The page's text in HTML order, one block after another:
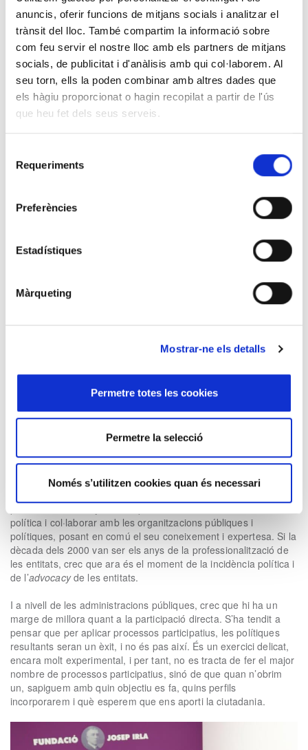
anuncis, oferir funcions de mitjans socials i analitzar el
trànsit del lloc. També compartim la informació sobre
com feu servir el nostre lloc amb els partners de mitjans
socials, de publicitat i d'anàlisis amb qui col·laborem. Al
seu torn, ells la poden combinar amb altres dades que
els hàgiu proporcionat o hagin recopilat a partir de l'ús
que heu fet dels seus serveis.
Requeriments
Preferències
Estadístiques
Màrqueting
Mostrar-ne els detalls
Permetre totes les cookies
Permetre la selecció
Només s’utilitzen cookies quan és necessari
Creus que en els darrers cinc anys, amb tots els canvis
polítics que hi ha hagut a nivell municipal, s’ha avançat en
públiques locals?
Aquesta és una reflexió pels governs de
transformació que van guanyar molts municipis grans en les
forces progressistes transformadores: crec que honestament
Joan Cuevas: «Tenim administracions molt desajustades als
temps actuals i als reptes que ens proposem avui»
polítiques transformades, que sobretot és l’administració, sota el
lideratge polític d’organitzacions polítiques, segueix treballant
canvi.
Però estem parlant d’un procés a mig-llarg termini…És cert,
es poden canviar algunes maneres de fer polítiques per garantir
èxits concrets, sense oblidar que a mig-llarg termini haurem
organitzacions polítiques.
I en aquest procés de transformació de la política, com ha
de participar-hi la ciutadania?La ciutadania organitzada,
presents a Catalunya, ha d’aprendre a fer més incidència
política i col·laborar amb les organitzacions públiques i
polítiques, posant en comú el seu coneixement i expertesa. Si la
dècada dels 2000 van ser els anys de la professionalització de
les entitats, crec que ara és el moment de la incidència política i
de l’advocacyde les entitats.
I a nivell de les administracions públiques, crec que hi ha un
marge de millora quant a la participació directa. S’ha tendit a
pensar que per aplicar processos participatius, les polítiques
resultants seran un èxit, i no és pas així. És un exercici delicat,
encara molt experimental, i per tant, no es tracta de fer el major
nombre de processos participatius, sinó de que quan n’obrim
un, sapiguem amb quin objectiu es fa, quins perfils
incorporarem i què esperem que ens aporti la ciutadania.